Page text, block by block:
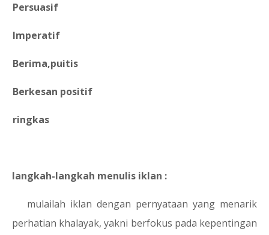
Persuasif
Imperatif
Berima,puitis
Berkesan positif
ringkas
langkah-langkah menulis iklan :
mulailah iklan dengan pernyataan yang menarik
perhatian khalayak, yakni berfokus pada kepentingan